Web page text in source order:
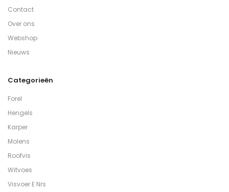
Contact
Over ons
Webshop
Nieuws
Categorieën
Forel
Hengels
Karper
Molens
Roofvis
Witvoes
Visvoer E Nrs